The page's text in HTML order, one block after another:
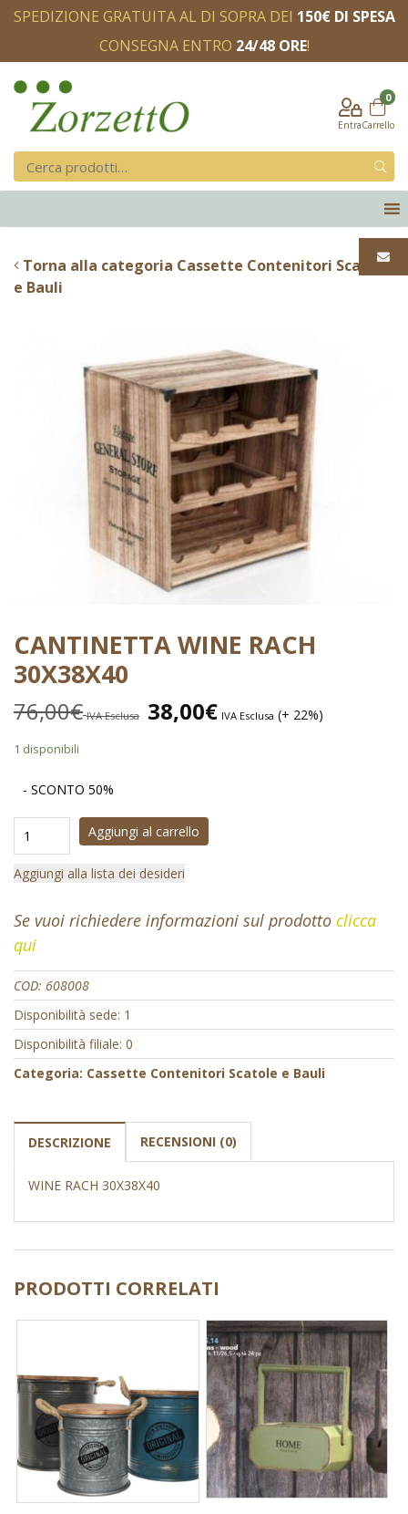
SPEDIZIONE GRATUITA AL DI SOPRA DEI 150€ DI SPESA
CONSEGNA ENTRO 24/48 ORE!
Entra
0
Carrello
Torna alla categoria Cassette Contenitori Scatole
e Bauli
CANTINETTA WINE RACH
30X38X40
76,00€ IVA Esclusa 38,00€ IVA Esclusa (+ 22%)
1 disponibili
- SCONTO 50%
Aggiungi al carrello
Aggiungi alla lista dei desideri
Se vuoi richiedere informazioni sul prodotto clicca
qui
COD: 608008
Disponibilità sede: 1
Disponibilità filiale: 0
Categoria: Cassette Contenitori Scatole e Bauli
DESCRIZIONE RECENSIONI (0)
WINE RACH 30X38X40
PRODOTTI CORRELATI